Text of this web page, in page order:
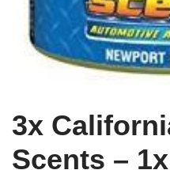
3x
Scents –